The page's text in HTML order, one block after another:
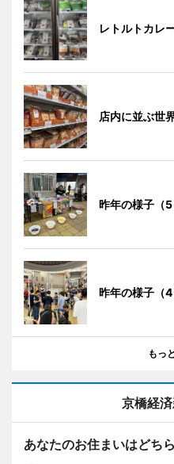
レトルトカレ
店内に並ぶ世
昨年の様子（5
昨年の様子（4
もっ
京橋経
あなたのお住まいはどち